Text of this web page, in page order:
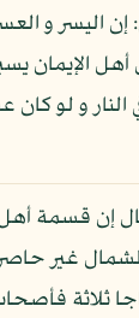
اليسر و
الإيمان
و لو كان
إن قسمة
غير
ثلاثة